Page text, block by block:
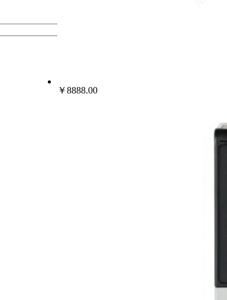
￥8888.00